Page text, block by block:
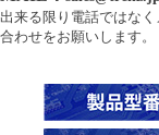
出来る限り電話ではな
合わせをお願いします。